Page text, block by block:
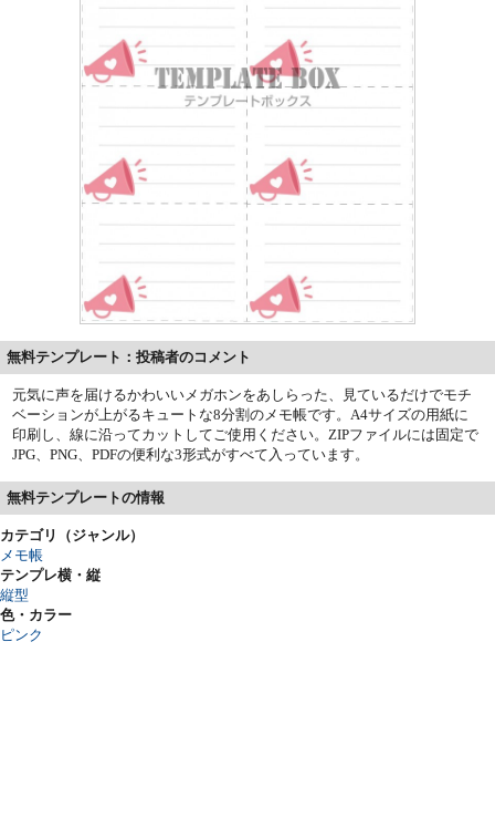
無料テンプレート：投稿者のコメント
元気に声を届けるかわいいメガホンをあしらった、見ているだけでモチ
ベーションが上がるキュートな8分割のメモ帳です。A4サイズの用紙に
印刷し、線に沿ってカットしてご使用ください。ZIPファイルには固定で
JPG、PNG、PDFの便利な3形式がすべて入っています。
無料テンプレートの情報
カテゴリ（ジャンル）
メモ帳
テンプレ横・縦
縦型
色・カラー
ピンク